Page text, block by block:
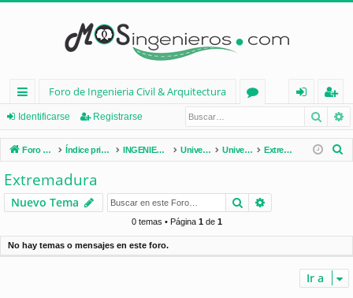
nl
ac
es
rá
pi
d
Foro de Ingenieria Civil & Arquitectura
os
nt
ifi
e
eg
ist
ra
Identificarse Registrarse
Foro de Ingenieria Civil & Arquitectura Índice principal INGENIERÍA CIVIL (España) Universidades de España Universidades por Comunidades Extremadura
r
Extremadura
Nuevo Tema Buscar
0 temas • Página 1de 1
No hay temas o mensajes en este foro.
Ir a